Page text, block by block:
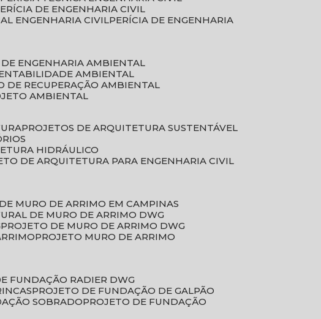
PERÍCIA DE ENGENHARIA CIVIL
ENGENHARIA CIVIL
PERÍCIA DE ENGENHARIA
DE ENGENHARIA AMBIENTAL
AMBIENTAL
DE RECUPERAÇÃO AMBIENTAL
AMBIENTAL
PROJETOS DE ARQUITETURA SUSTENTÁVEL
HIDRÁULICO
DE ARQUITETURA PARA ENGENHARIA CIVIL
MURO DE ARRIMO EM CAMPINAS
DE MURO DE ARRIMO DWG
PROJETO DE MURO DE ARRIMO DWG
PROJETO MURO DE ARRIMO
FUNDAÇÃO RADIER DWG
PROJETO DE FUNDAÇÃO DE GALPÃO
SOBRADO
PROJETO DE FUNDAÇÃO